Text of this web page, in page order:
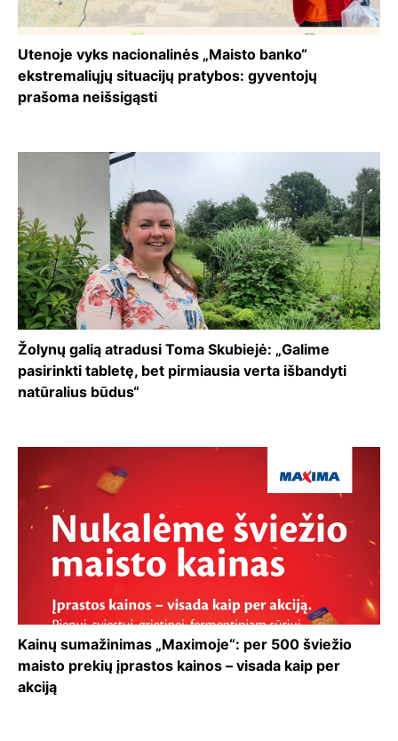
Utenoje vyks nacionalinės „Maisto banko“
ekstremaliųjų situacijų pratybos: gyventojų
prašoma neišsigąsti
Žolynų galią atradusi Toma Skubiejė: „Galime
pasirinkti tabletę, bet pirmiausia verta išbandyti
natūralius būdus“
Kainų sumažinimas „Maximoje“: per 500 šviežio
maisto prekių įprastos kainos – visada kaip per
akciją